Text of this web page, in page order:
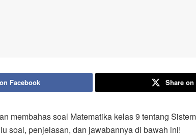
Facebook Share on
membahas soal Matematika kelas 9 tentang
soal, penjelasan, dan jawabannya di bawah ini!